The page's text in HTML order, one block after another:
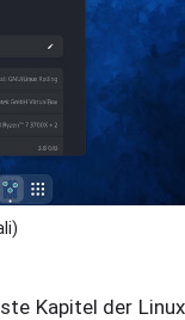
Kapitel der Linux